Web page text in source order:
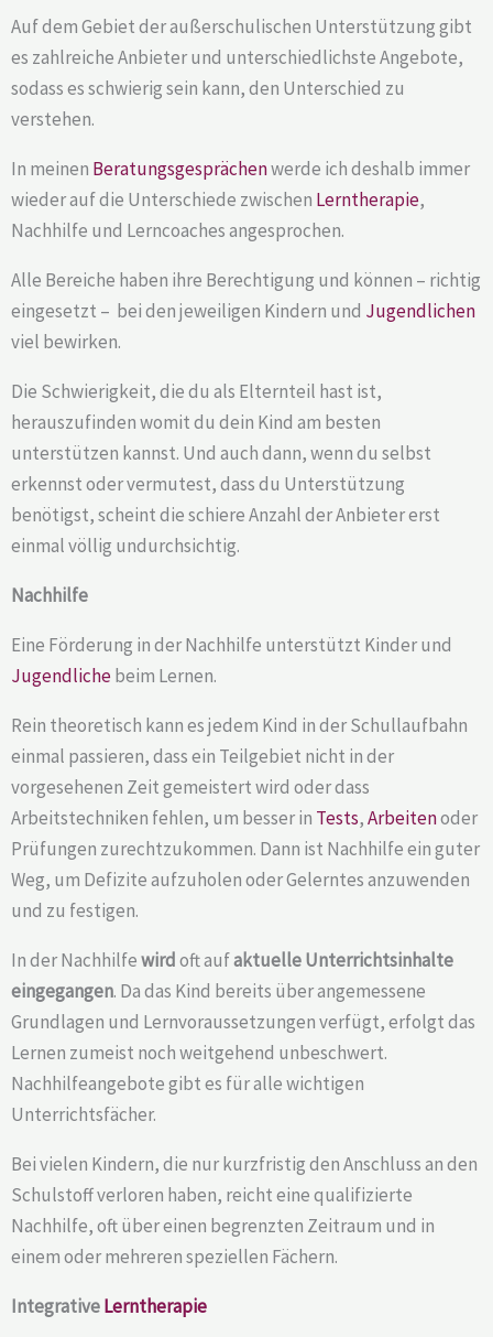
Auf dem Gebiet der außerschulischen Unterstützung gibt
es zahlreiche Anbieter und unterschiedlichste Angebote,
sodass es schwierig sein kann, den Unterschied zu
verstehen.
In meinen Beratungsgesprächenwerde ich deshalb immer
wieder auf die Unterschiede zwischen Lerntherapie,
Nachhilfe und Lerncoaches angesprochen.
Alle Bereiche haben ihre Berechtigung und können – richtig
eingesetzt – bei den jeweiligen Kindern und Jugendlichen
viel bewirken.
Die Schwierigkeit, die du als Elternteil hast ist,
herauszufinden womit du dein Kind am besten
unterstützen kannst. Und auch dann, wenn du selbst
erkennst oder vermutest, dass du Unterstützung
benötigst, scheint die schiere Anzahl der Anbieter erst
einmal völlig undurchsichtig.
Nachhilfe
Eine Förderung in der Nachhilfe unterstützt Kinder und
Jugendlichebeim Lernen.
Rein theoretisch kann es jedem Kind in der Schullaufbahn
einmal passieren, dass ein Teilgebiet nicht in der
vorgesehenen Zeit gemeistert wird oder dass
Arbeitstechniken fehlen, um besser in Tests,Arbeitenoder
Prüfungen zurechtzukommen. Dann ist Nachhilfe ein guter
Weg, um Defizite aufzuholen oder Gelerntes anzuwenden
und zu festigen.
In der Nachhilfewirdoft aufaktuelle Unterrichtsinhalte
eingegangen. Da das Kind bereits über angemessene
Grundlagen und Lernvoraussetzungen verfügt, erfolgt das
Lernen zumeist noch weitgehend unbeschwert.
Nachhilfeangebote gibt es für alle wichtigen
Unterrichtsfächer.
Bei vielen Kindern, die nur kurzfristig den Anschluss an den
Schulstoff verloren haben, reicht eine qualifizierte
Nachhilfe, oft über einen begrenzten Zeitraum und in
einem oder mehreren speziellen Fächern.
IntegrativeLerntherapie